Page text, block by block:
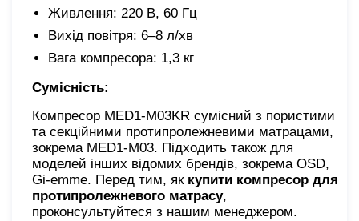
Живлення: 220 В, 60 Гц
Вихід повітря: 6–8 л/хв
Вага компресора: 1,3 кг
Сумісність:
Компресор MED1-M03KR сумісний з пористими
та секційними протипролежневими матрацами,
зокрема MED1-M03. Підходить також для
моделей інших відомих брендів, зокрема OSD,
Gi-emme. Перед тим, як купити компресор для
протипролежневого матрасу,
проконсультуйтеся з нашим менеджером.